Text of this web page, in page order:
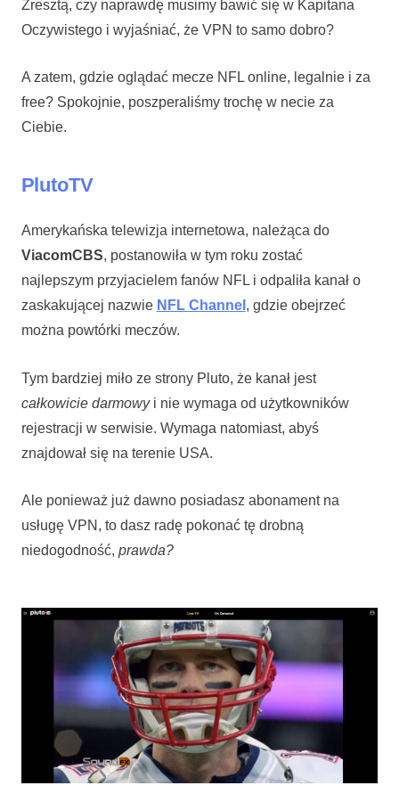
Zresztą, czy naprawdę musimy bawić się w Kapitana
Oczywistego i wyjaśniać, że VPN to samo dobro?
A zatem, gdzie oglądać mecze NFL online, legalnie i za
free? Spokojnie, poszperaliśmy trochę w necie za
Ciebie.
PlutoTV
Amerykańska telewizja internetowa, należąca do
ViacomCBS, postanowiła w tym roku zostać
najlepszym przyjacielem fanów NFL i odpaliła kanał o
zaskakującej nazwie NFL Channel , gdzie obejrzeć
można powtórki meczów.
Tym bardziej miło ze strony Pluto, że kanał jest
całkowicie darmowyi nie wymaga od użytkowników
rejestracji w serwisie. Wymaga natomiast, abyś
znajdował się na terenie USA.
Ale ponieważ już dawno posiadasz abonament na
usługę VPN, to dasz radę pokonać tę drobną
niedogodność, prawda?